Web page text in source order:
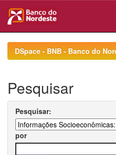
navigationDSpace - BNB - Banco do
Pesquisar
Pesquisar:
por